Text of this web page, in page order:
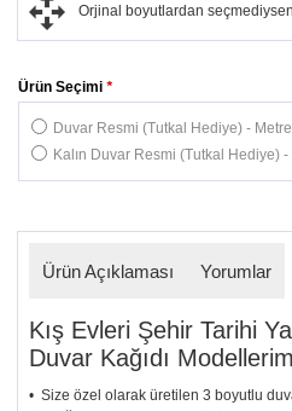
*
Ürün Seçimi
Duvar Resmi (Tutkal Hediye) -
Kalın Duvar Resmi (Tutkal Hediye)
Orjinal boyutlardan
Ürün Açıklaması Yorumlar
Kış Evleri Şehir Tarihi
Duvar Kağıdı
• Size özel olarak üretilen 3 boyutlu